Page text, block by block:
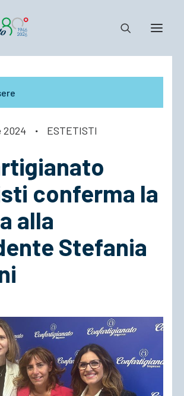
2024 · ESTETISTI
conferma la
alla
Stefania